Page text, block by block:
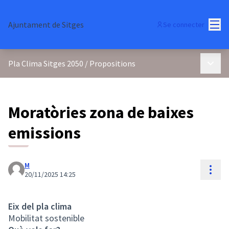
Ajuntament de Sitges Se connecter
Pla Clima Sitges 2050 / Propositions
Moratòries zona de baixes
emissions
M
20/11/2025 14:25
Eix del pla clima
Mobilitat sostenible